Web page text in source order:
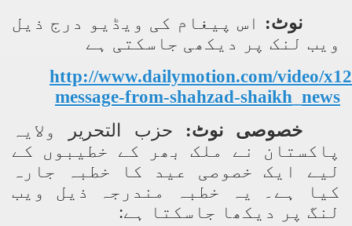
نوٹ: اس پیغام کی ویڈیو درج ذیل
ویب لنک پر دیکھی جاسکتی ہے
http://www.dailymotion.com/video/
message-from-shahzad-shaikh_news
خصوصی نوٹ: حزب التحریر
ولایہ
پاکستان نے ملک بھر کے خطیبوں کے
لیے ایک خصوصی عید کا خطبہ جارہ
کیا ہے۔ یہ خطبہ مندرجہ ذیل ویب
لنگ پر دیکھا جاسکتا ہے: